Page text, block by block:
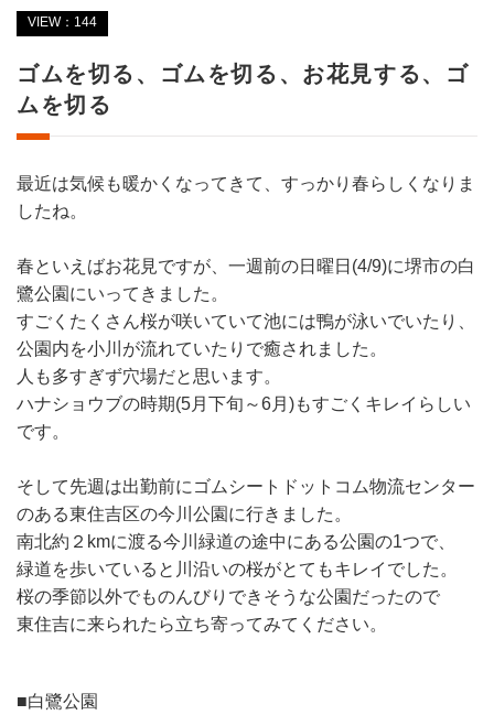
VIEW：144
ゴムを切る、ゴムを切る、お花見する、ゴ
ムを切る
最近は気候も暖かくなってきて、すっかり春らしくなりま
したね。
春といえばお花見ですが、 一週前の日曜日(4/9)に堺市の白
鷺公園にいってきました。
すごくたくさん桜が咲いていて池には鴨が泳いでいたり、
公園内を小川が流れていたりで癒されました。
人も多すぎず穴場だと思います。
ハナショウブの時期(5月下旬～6月)もすごくキレイらしい
です。
そして先週は出勤前にゴムシートドットコム物流センター
のある東住吉区の今川公園に行きました。
南北約２kmに渡る今川緑道の途中にある公園の1つで、
緑道を歩いていると川沿いの桜がとてもキレイでした。
桜の季節以外でものんびりできそうな公園だったので
東住吉に来られたら立ち寄ってみてください。
■白鷺公園